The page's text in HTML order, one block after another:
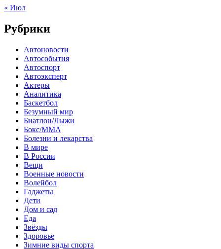
« Июл
Рубрики
Автоновости
Автособытия
Автоспорт
Автоэксперт
Актеры
Аналитика
Баскетбол
Безумный мир
Биатлон/Лыжи
Бокс/MMA
Болезни и лекарства
В мире
В России
Вещи
Военные новости
Волейбол
Гаджеты
Дети
Дом и сад
Еда
Звёзды
Здоровье
Зимние виды спорта